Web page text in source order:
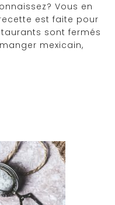
Vous en
est faite pour
sont fermés
mexicain,